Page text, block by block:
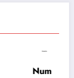
Num